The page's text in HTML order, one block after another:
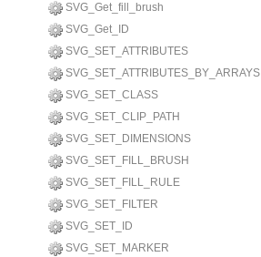
SVG_Get_fill_brush
SVG_Get_ID
SVG_SET_ATTRIBUTES
SVG_SET_ATTRIBUTES_BY_ARRAYS
SVG_SET_CLASS
SVG_SET_CLIP_PATH
SVG_SET_DIMENSIONS
SVG_SET_FILL_BRUSH
SVG_SET_FILL_RULE
SVG_SET_FILTER
SVG_SET_ID
SVG_SET_MARKER